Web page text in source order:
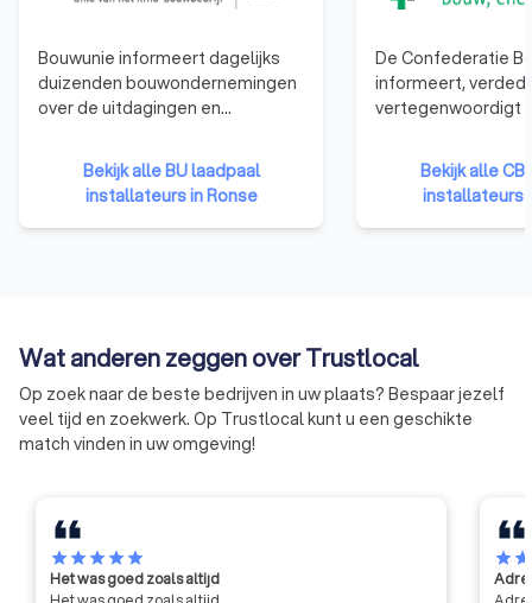
Bouwunie informeert dagelijks
duizenden bouwondernemingen
over de uitdagingen en
Bouwunie is er voor alle kmo-
bedrijven en zelfstandige
ondernemers uit de bouwsector.
We behartigen de belangen bij
Bekijk alle BU laadpaal
installateurs in Ronse
De Confederatie
informeert,
vertegenwoordigt
éénmanszaken
bedrijven. De
vertegenwoordigt
ondernemingen
Bekijk alle
installateurs
Wat anderen zeggen over Trustlocal
Op zoek naar de beste bedrijven in uw plaats? Bespaar jezelf
veel tijd en zoekwerk. Op Trustlocal kunt u een geschikte
match vinden in uw omgeving!
starstarstarstarstar
Het was goed zoals altijd
starstar